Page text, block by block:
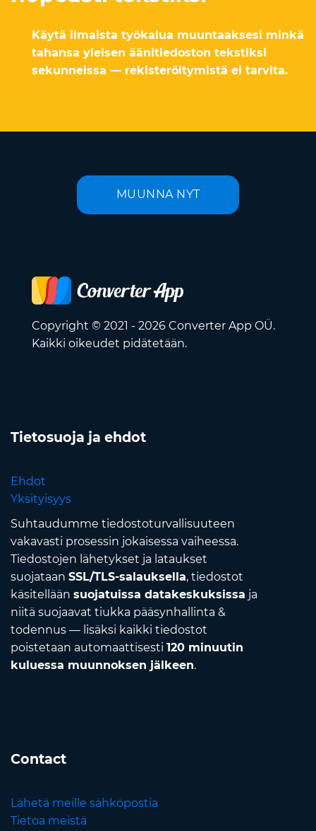
Käytä ilmaista työkalua muuntaaksesi minkä
tahansa yleisen äänitiedoston tekstiksi
sekunneissa — rekisteröitymistä ei tarvita.
MUUNNA NYT
Copyright © 2021 - 2026 Converter App OÜ.
Kaikki oikeudet pidätetään.
Tietosuoja ja ehdot
Ehdot
Yksityisyys
Suhtaudumme tiedostoturvallisuuteen
vakavasti prosessin jokaisessa vaiheessa.
Tiedostojen lähetykset ja lataukset
suojataan SSL/TLS-salauksella, tiedostot
käsitellään suojatuissa datakeskuksissa ja
niitä suojaavat tiukka pääsynhallinta &
todennus — lisäksi kaikki tiedostot
poistetaan automaattisesti 120 minuutin
kuluessa muunnoksen jälkeen.
Contact
Lähetä meille sähköpostia
Tietoa meistä